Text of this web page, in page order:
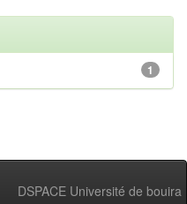
1
DSPACE Université de bouira